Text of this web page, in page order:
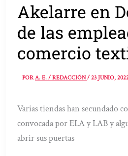
Akelarre en
de las
comercio
PORA. E. / REDACCIÓN/23 JUNIO,
Varias tiendas han secundado
convocada por ELA y LAB y
abrir sus puertas